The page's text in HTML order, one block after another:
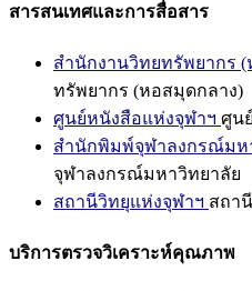
สารสนเทศและการสื่อสาร
สำนักงานวิทยทรัพยากร
ทรัพยากร (หอสมุดกลาง)
ศูนย์หนังสือแห่งจุฬาฯ ศูน
สำนักพิมพ์จุฬาลงกรณ์มห
จุฬาลงกรณ์มหาวิทยาลัย
สถานีวิทยุแห่งจุฬาฯ สถา
บริการตรวจวิเคราะห์คุณภาพ